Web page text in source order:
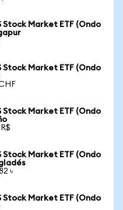
Stock Market ETF (Ondo
Stock Market ETF (Ondo
Stock Market ETF (Ondo
Stock Market ETF (Ondo
৳
Stock Market ETF (Ondo